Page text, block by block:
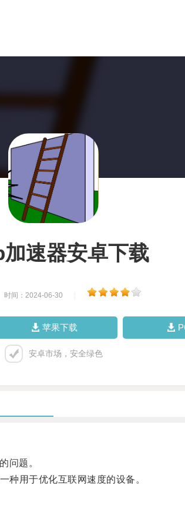
速器安卓下载
时间：2024-06-30
苹果下载
安卓市场，安全绿色
问题。
用于优化互联网速度的设备。